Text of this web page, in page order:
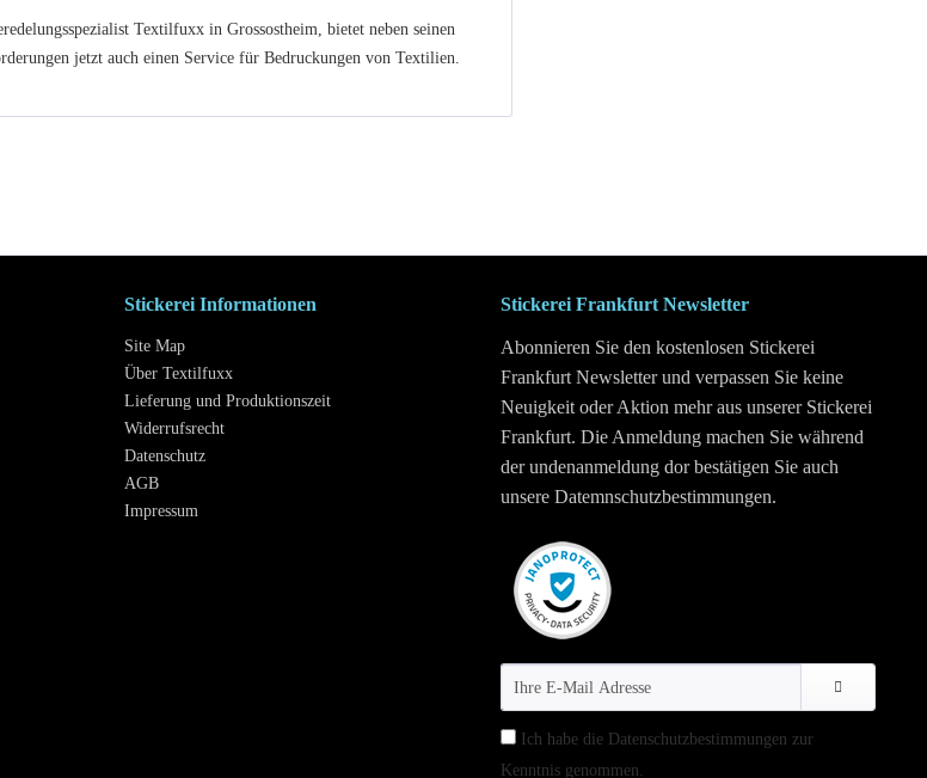
Textilfuxx in Grossostheim, bietet neben seinen
jetzt auch einen Service für Bedruckungen von Textilien.
Stickerei Informationen
Site Map
Über Textilfuxx
Lieferung und Produktionszeit
Widerrufsrecht
Datenschutz
AGB
Impressum
Stickerei Frankfurt Newsletter
Abonnieren Sie den kostenlosen Stickerei
Frankfurt Newsletter und verpassen Sie keine
Neuigkeit oder Aktion mehr aus unserer Stickerei
Frankfurt. Die Anmeldung machen Sie während
der undenanmeldung dor bestätigen Sie auch
unsere Datemnschutzbestimmungen.
Ich habe die Datenschutzbestimmungen zur
Kenntnis genommen.